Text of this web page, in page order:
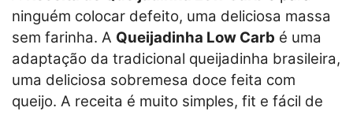
ninguém colocar defeito, uma deliciosa massa
sem farinha. A Queijadinha Low Carb é uma
adaptação da tradicional queijadinha brasileira,
uma deliciosa sobremesa doce feita com
queijo. A receita é muito simples, fit e fácil de